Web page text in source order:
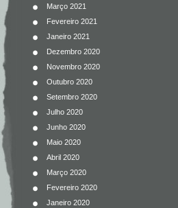
Março 2021
Fevereiro 2021
Janeiro 2021
Dezembro 2020
Novembro 2020
Outubro 2020
Setembro 2020
Julho 2020
Junho 2020
Maio 2020
Abril 2020
Março 2020
Fevereiro 2020
Janeiro 2020